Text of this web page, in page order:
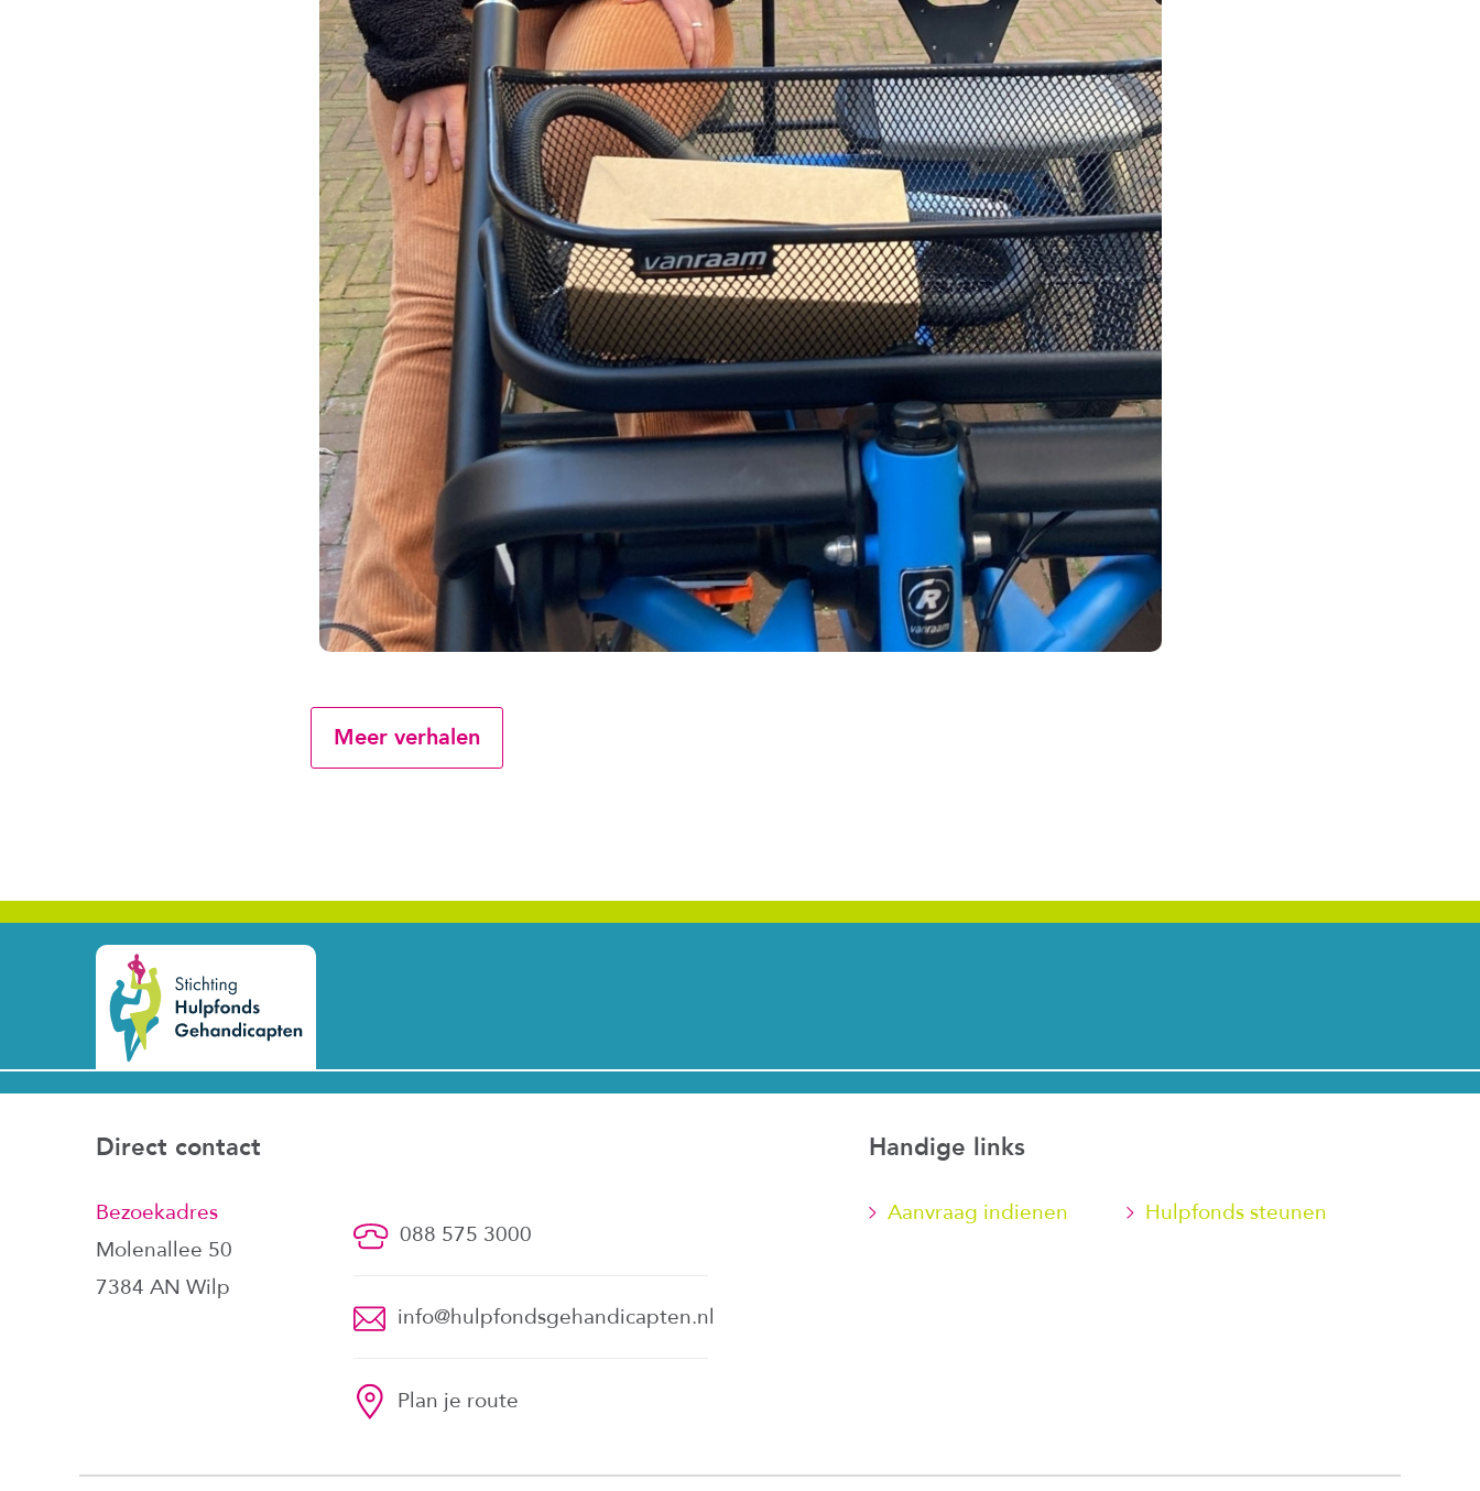
Meer verhalen
Direct contact
Bezoekadres
Molenallee 50
7384 AN Wilp
088 575 3000
info@hulpfondsgehandicapten.nl
Plan je route
Handige links
Aanvraag indienen Hulpfonds steunen